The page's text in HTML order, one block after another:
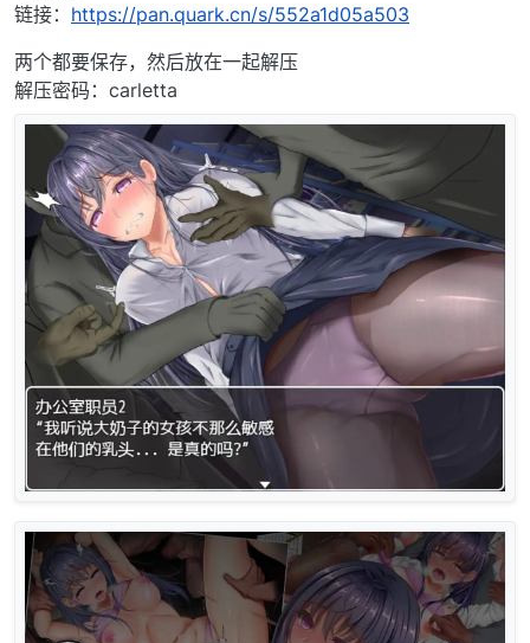
链接： https://pan.quark.cn/s/552a1d05a503
两个都要保存，然后放在一起解压
解压密码：carletta